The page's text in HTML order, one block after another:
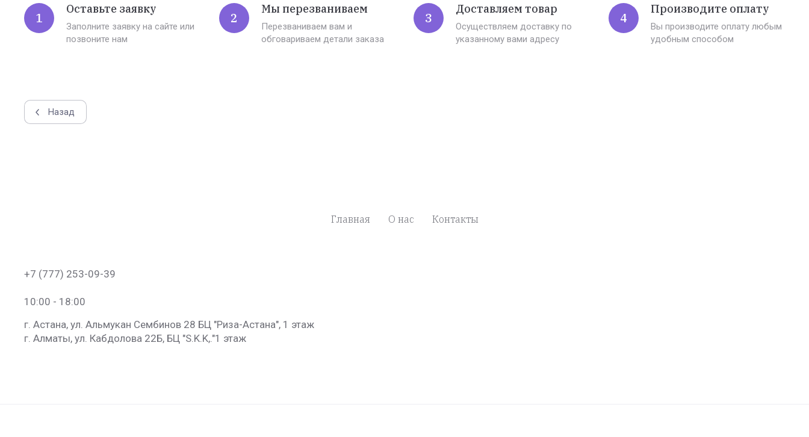
1
Оставьте заявку
Заполните заявку на сайте или
позвоните нам
2
Мы перезваниваем
Перезваниваем вам и
обговариваем детали заказа
3
Доставляем товар
Осуществляем доставку по
указанному вами адресу
4
Производите оплату
Вы производите оплату любым
удобным способом
Назад
Главная О нас Контакты
+7 (777) 253-09-39
10:00 - 18:00
г. Астана, ул. Альмукан Сембинов 28 БЦ "Риза-Астана", 1 этаж
г. Алматы, ул. Кабдолова 22Б, БЦ "S.K.K​,."​1 этаж